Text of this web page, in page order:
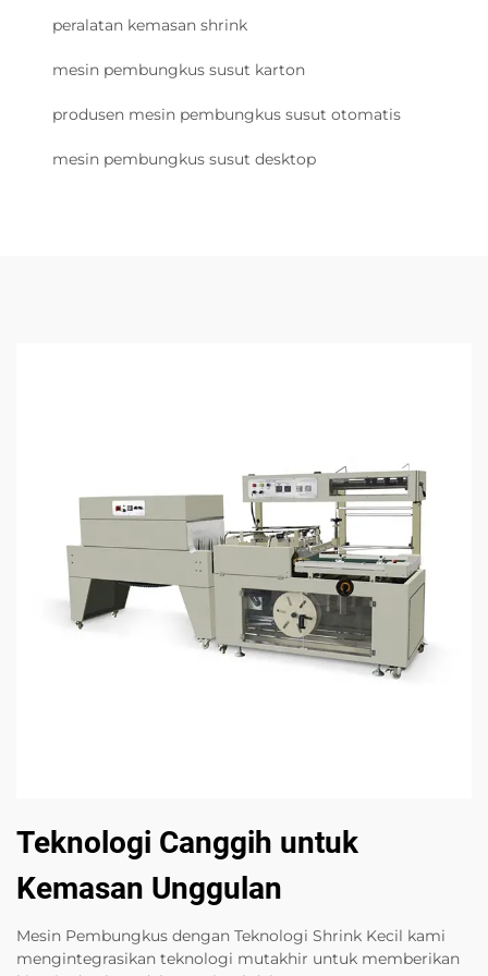
peralatan kemasan shrink
mesin pembungkus susut karton
produsen mesin pembungkus susut otomatis
mesin pembungkus susut desktop
Teknologi Canggih untuk
Kemasan Unggulan
Mesin Pembungkus dengan Teknologi Shrink Kecil kami
mengintegrasikan teknologi mutakhir untuk memberikan